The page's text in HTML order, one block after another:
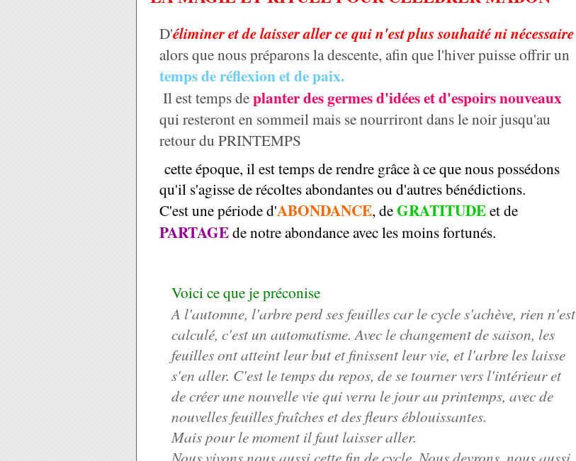
D'éliminer et de laisser aller ce qui n'est plus souhaité ni nécessaire
alors que nous préparons la descente, afin que l'hiver puisse offrir un
temps de réflexion et de paix.
Il est temps deplanter des germes d'idées et d'espoirs nouveaux
qui resteront en sommeil mais se nourriront dans le noir jusqu'au
retour du PRINTEMPS
cette époque, il est temps de rendre grâce à ce que nous possédons
qu'il s'agisse de récoltes abondantes ou d'autres bénédictions.
C'est une période d'ABONDANCE, deGRATITUDEet de
PARTAGEde notre abondance avec les moins fortunés.
Voici ce que je préconise
A l'automne, l'arbre perd ses feuilles car le cycle s'achève, rien n'est
calculé, c'est un automatisme. Avec le changement de saison, les
feuilles ont atteint leur but et finissent leur vie, et l'arbre les laisse
s'en aller. C'est le temps du repos, de se tourner vers l'intérieur et
de créer une nouvelle vie qui verra le jour au printemps, avec de
nouvelles feuilles fraîches et des fleurs éblouissantes.
Mais pour le moment il faut laisser aller.